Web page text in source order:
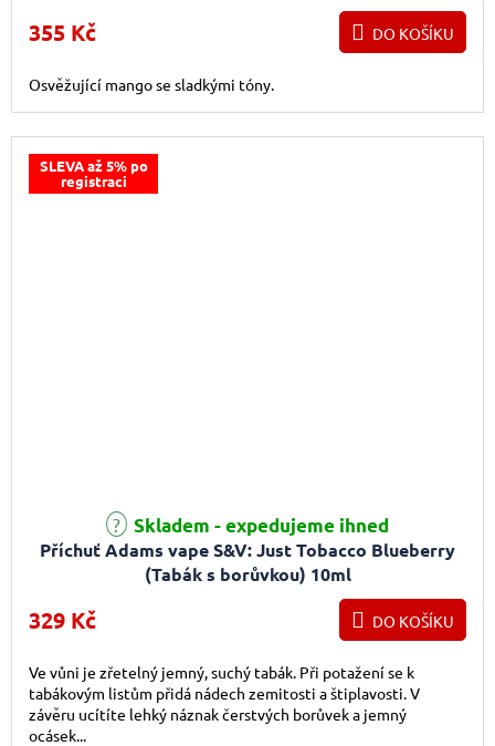
355 Kč DO KOŠÍKU
Osvěžující mango se sladkými tóny.
SLEVA až 5% po
registraci
Příchuť Adams vape S&V: Just Tobacco Blueberry
(Tabák s borůvkou) 10ml
Skladem - expedujeme ihned
329 Kč DO KOŠÍKU
Ve vůni je zřetelný jemný, suchý tabák. Při potažení se k
tabákovým listům přidá nádech zemitosti a štiplavosti. V
závěru ucítíte lehký náznak čerstvých borůvek a jemný
ocásek...